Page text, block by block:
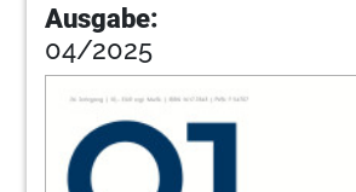
Dr. Susanna Zentai, Frank
Kühnemund, Dr. Susanne Woitzik
Fortbildungsveranstaltungen
2016
Redaktion
Ausgabe:
04/2025